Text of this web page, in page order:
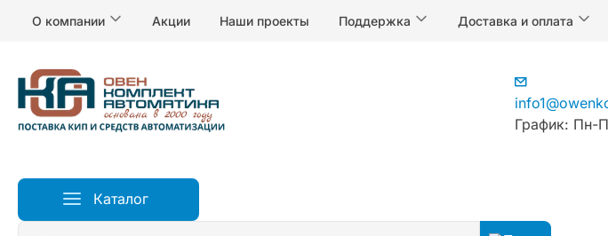
О компании Акции Наши проекты Поддержка Доставка и оплата
График: Пн-
Каталог